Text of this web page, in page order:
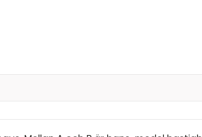
= \frac{1}{3} \cdot \sqrt{3\cdot 9} \)